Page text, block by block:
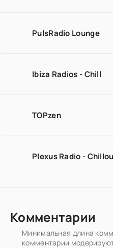
PulsRadio Lounge
Ibiza Radios - Chill
TOPzen
Plexus Radio -
Комментарии
Минимальная длина
комментарии